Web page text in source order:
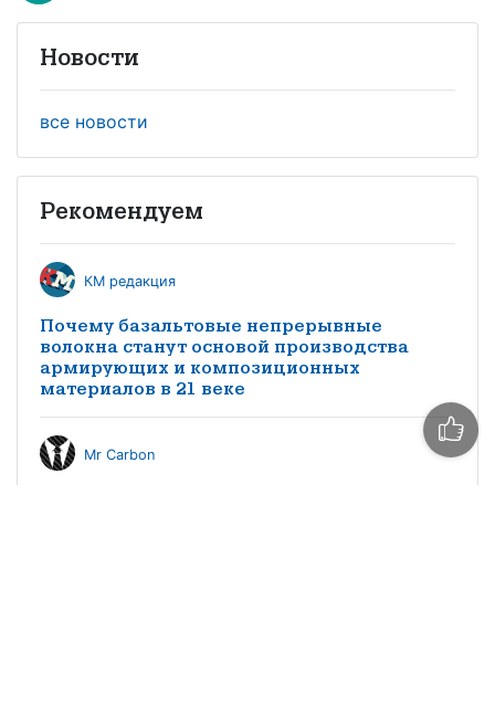
Новости
все новости
Рекомендуем
КМ редакция
Почему базальтовые непрерывные
волокна станут основой производства
армирующих и композиционных
материалов в 21 веке
Mr Carbon